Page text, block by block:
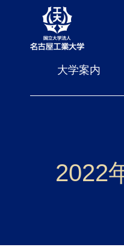
大学案内
2022